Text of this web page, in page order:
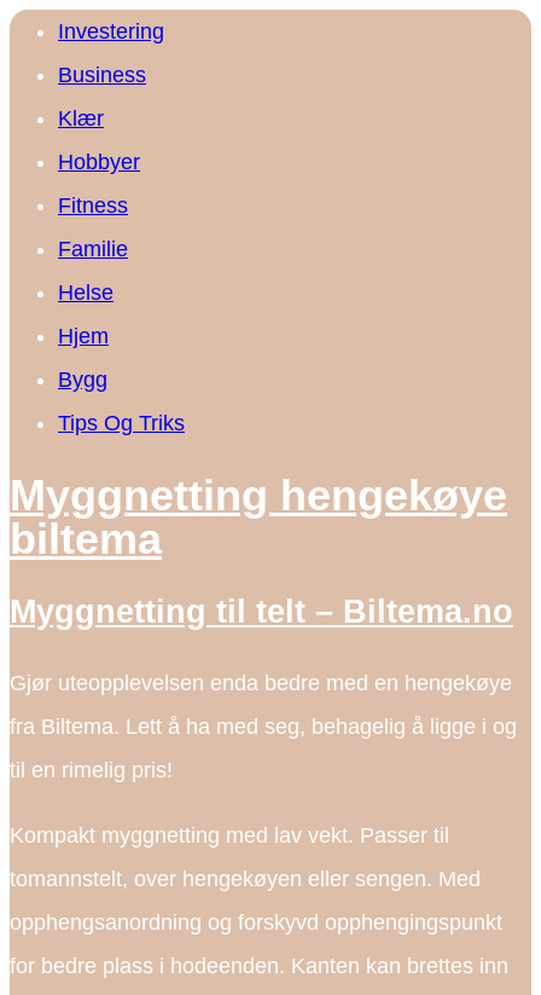
Investering
Business
Klær
Hobbyer
Fitness
Familie
Helse
Hjem
Bygg
Tips Og Triks
Myggnetting hengekøye
biltema
Myggnetting til telt – Biltema.no
Gjør uteopplevelsen enda bedre med en hengekøye
fra Biltema. Lett å ha med seg, behagelig å ligge i og
til en rimelig pris!
Kompakt myggnetting med lav vekt. Passer til
tomannstelt, over hengekøyen eller sengen. Med
opphengsanordning og forskyvd opphengingspunkt
for bedre plass i hodeenden. Kanten kan brettes inn